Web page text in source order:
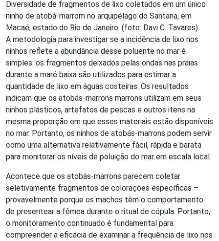
Diversidade de fragmentos de lixo coletados em um único
ninho de atobá-marrom no arquipélago do Santana, em
Macaé, estado do Rio de Janeiro. (foto: Davi C. Tavares)
A metodologia para investigar se a incidência de lixo nos
ninhos reflete a abundância desse poluente no mar é
simples: os fragmentos deixados pelas ondas nas praias
durante a maré baixa são utilizados para estimar a
quantidade de lixo em águas costeiras. Os resultados
indicam que os atobás-marrons marrons utilizam em seus
ninhos plásticos, artefatos de pescas e outros itens na
mesma proporção em que esses materiais estão disponíveis
no mar. Portanto, os ninhos de atobás-marrons podem servir
como uma alternativa relativamente fácil, rápida e barata
para monitorar os níveis de poluição do mar em escala local.
Acontece que os atobás-marrons parecem coletar
seletivamente fragmentos de colorações específicas –
provavelmente porque os machos têm o comportamento
de presentear a fêmea durante o ritual de cópula. Portanto,
o monitoramento continuado é fundamental para
compreender a eficácia de examinar a frequência de lixo nos